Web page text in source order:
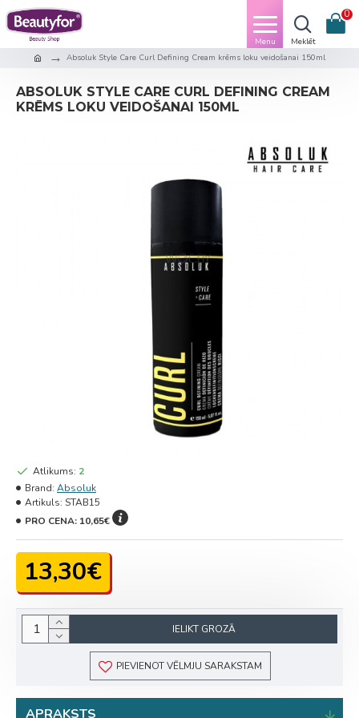
0
Absoluk Style Care Curl Defining Cream krēms loku veidošanai 150ml
ABSOLUK STYLE CARE CURL DEFINING CREAM
KRĒMS LOKU VEIDOŠANAI 150ML
13,30€
Atlikums: 2
Brand: Absoluk
Artikuls: STAB15
PRO CENA: 10,65€
IELIKT GROZĀ
PIEVIENOT VĒLMJU SARAKSTAM
APRAKSTS